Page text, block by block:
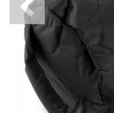
Previous